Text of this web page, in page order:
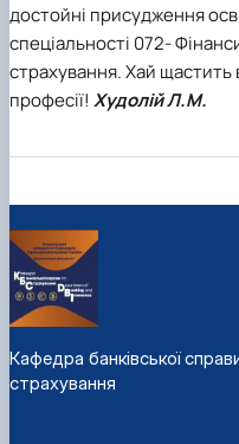
достойні присудження
спеціальності 072-
страхування. Хай щастить
професії! Худолій Л.М.
Кафедра банківської
страхування